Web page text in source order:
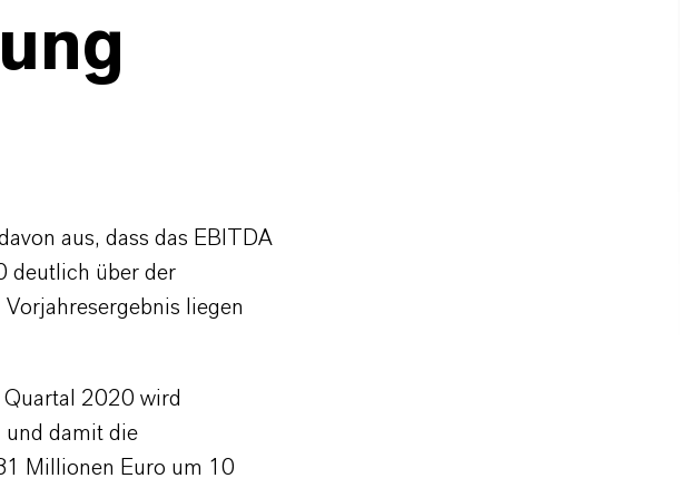
aus, dass das EBITDA
deutlich über der
liegen
Quartal 2020 wird
damit die
Millionen Euro um 10